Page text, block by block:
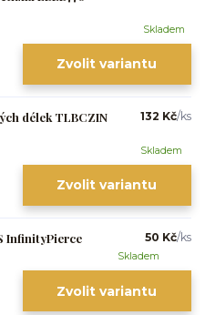
Skladem
Zvolit variantu
délek TLBCZIN
132 Kč/ks
Skladem
Zvolit variantu
InfinityPierce 50 Kč/ks
Skladem
Zvolit variantu